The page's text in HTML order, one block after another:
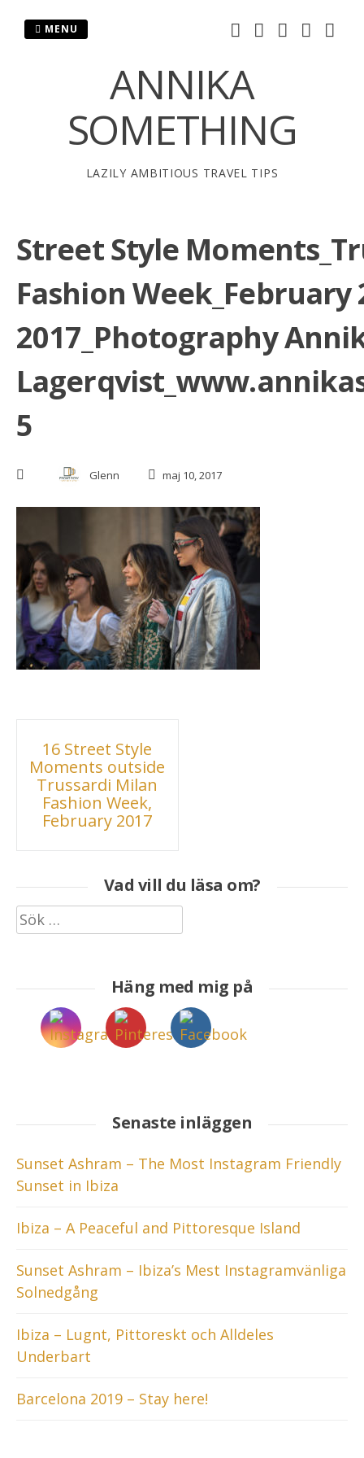
ANNIKA
SOMETHING
LAZILY AMBITIOUS TRAVEL TIPS
MENU
Street Style
Fashion Week_February
2017_Photography
5
Glenn maj 10, 2017
Inläggsnavigering
16 Street Style
Moments outside
Trussardi Milan
Fashion Week,
February 2017
Vad vill du läsa om?
Sök
efter:
Häng med mig på
Senaste inläggen
Sunset Ashram – The Most Instagram Friendly
Sunset in Ibiza
Ibiza – A Peaceful and Pittoresque Island
Sunset Ashram – Ibiza’s Mest Instagramvänliga
Solnedgång
Ibiza – Lugnt, Pittoreskt och Alldeles
Underbart
Barcelona 2019 – Stay here!